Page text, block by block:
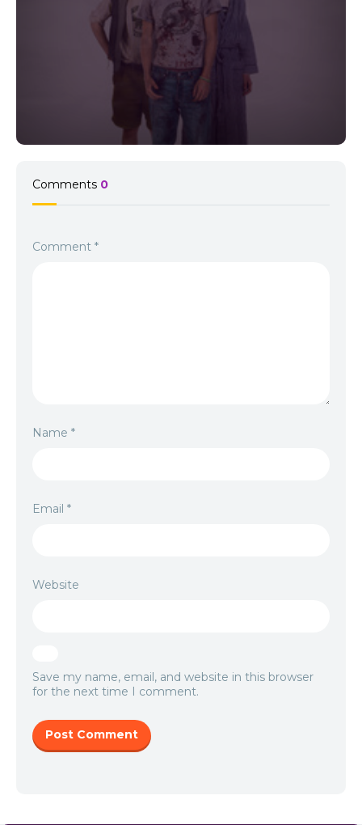
Comments 0
Comment *
Name *
Email *
Website
Save my name, email, and website in this browser
for the next time I comment.